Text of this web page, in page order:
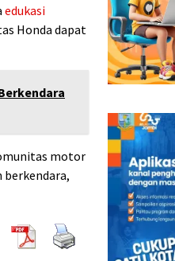
edukasi
Honda dapat
motor